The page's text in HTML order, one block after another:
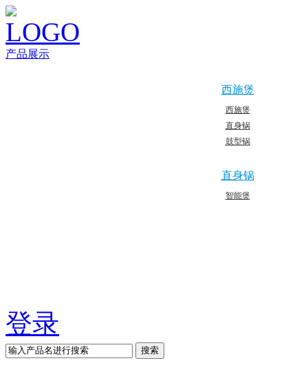
产品展示
西施煲
西施煲
直身锅
鼓型锅
直身锅
智能煲
登录
搜索